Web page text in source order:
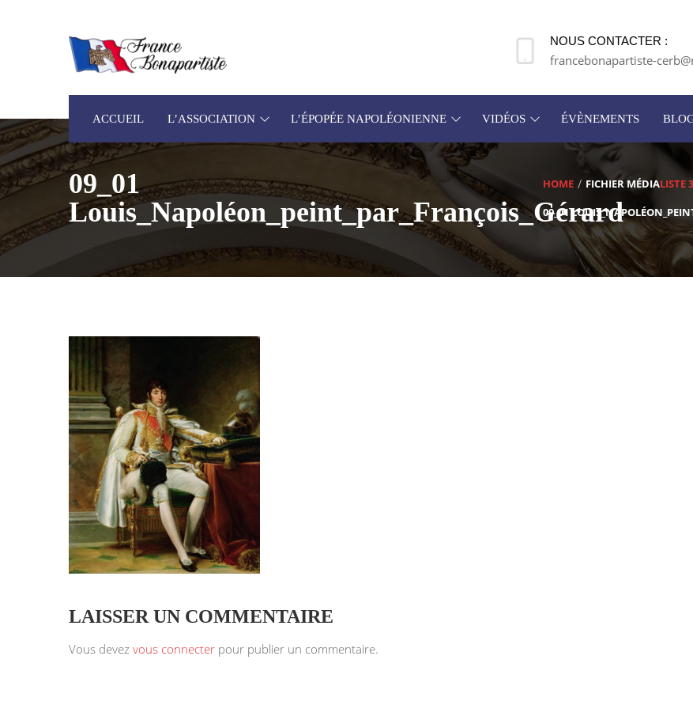
NOUS CONTACTER :
francebonapartiste-
ACCUEIL L’ASSOCIATION L’ÉPOPÉE NAPOLÉONIENNE VIDÉOS ÉVÈNEMENTS
09_01
Louis_Napoléon_peint_par_François_Gérard
HOME FICHIER MÉDIALISTE
09_01
LAISSER UN COMMENTAIRE
Vous devez vous connecter pour publier un commentaire.